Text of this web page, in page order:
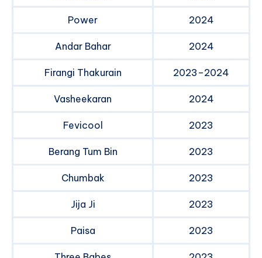
Power 2024
Andar Bahar 2024
Firangi Thakurain 2023–2024
Vasheekaran 2024
Fevicool 2023
Berang Tum Bin 2023
Chumbak 2023
Jija Ji 2023
Paisa 2023